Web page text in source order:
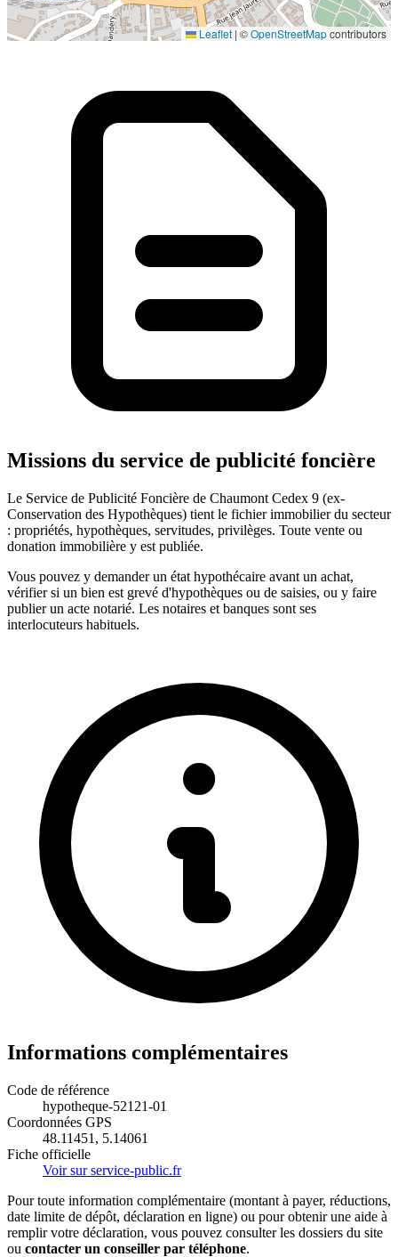
Localisation en cours...
Leaflet | ©OpenStreetMapcontributors
Missions du service de publicité foncière
Le Service de Publicité Foncière de Chaumont Cedex 9 (ex-
Conservation des Hypothèques) tient le fichier immobilier du secteur
: propriétés, hypothèques, servitudes, privilèges. Toute vente ou
donation immobilière y est publiée.
Vous pouvez y demander un état hypothécaire avant un achat,
vérifier si un bien est grevé d'hypothèques ou de saisies, ou y faire
publier un acte notarié. Les notaires et banques sont ses
interlocuteurs habituels.
Informations complémentaires
Code de référence
hypotheque-52121-01
Coordonnées GPS
48.11451, 5.14061
Fiche officielle
Voir sur service-public.fr
Pour toute information complémentaire (montant à payer, réductions,
date limite de dépôt, déclaration en ligne) ou pour obtenir une aide à
remplir votre déclaration, vous pouvez consulter les dossiers du site
ou contacter un conseiller par téléphone.